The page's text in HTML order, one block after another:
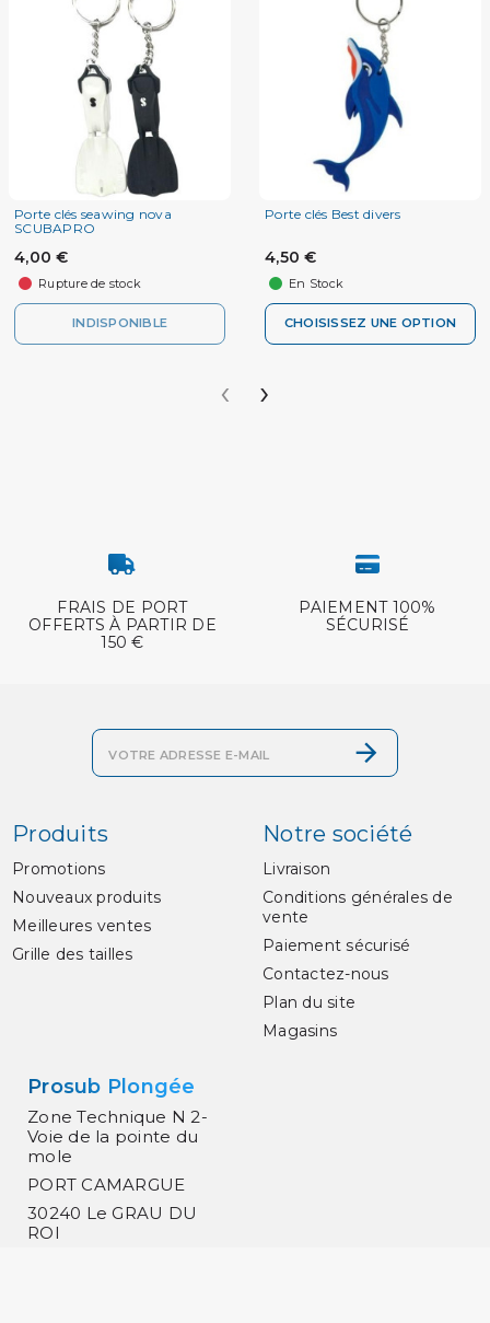
Porte clés seawing nova
SCUBAPRO
4,00 €
Rupture de stock
INDISPONIBLE
Porte clés Best divers
4,50 €
En Stock
CHOISISSEZ UNE OPTION
‹ ›
FRAIS DE PORT
OFFERTS À PARTIR DE
150 €
PAIEMENT 100%
SÉCURISÉ
Produits
Promotions
Nouveaux produits
Meilleures ventes
Grille des tailles
Notre société
Livraison
Conditions générales de
vente
Paiement sécurisé
Contactez-nous
Plan du site
Magasins
Prosub Plongée
Zone Technique N 2-
Voie de la pointe du
mole
PORT CAMARGUE
30240 Le GRAU DU
ROI